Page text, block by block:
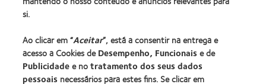
Procurar um centro
Lentes de contacto e a visão
Novo utilizador
si.
Ao clicar em “Aceitar”, está a consentir na entrega e
acesso a Cookies deDesempenho, Funcionaise de
Publicidadee notratamento dos seus dados
pessoais necessários para estes fins. Se clicar em